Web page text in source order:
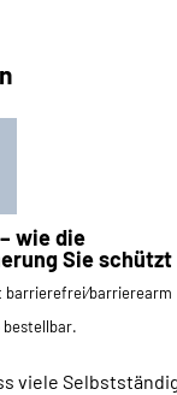
wie die
Sie schützt
barrierefrei⁄barrierearm
bestellbar.
viele